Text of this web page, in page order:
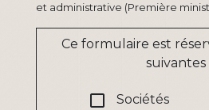
et administrative (Première
Ce formulaire est
suivantes
check_box_outline_blank Sociétés